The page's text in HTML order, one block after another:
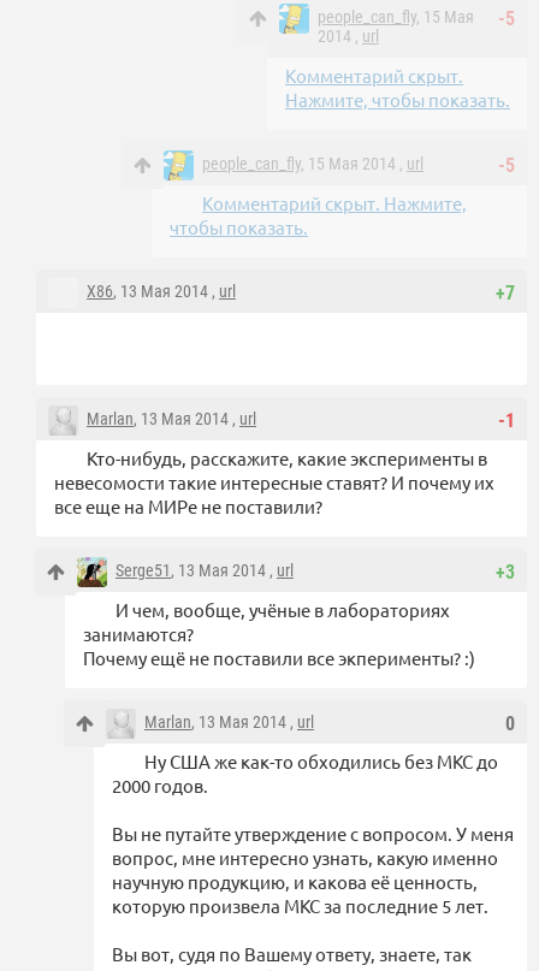
-5
people_can_fly, 15 Мая
2014 , url
Комментарий скрыт.
Нажмите, чтобы показать.
-5
people_can_fly, 15 Мая 2014 , url
Комментарий скрыт. Нажмите,
чтобы показать.
+7
X86, 13 Мая 2014 , url
-1
Marlan, 13 Мая 2014 , url
Кто-нибудь, расскажите, какие эксперименты в
невесомости такие интересные ставят? И почему их
все еще на МИРе не поставили?
+3
Serge51, 13 Мая 2014 , url
И чем, вообще, учёные в лабораториях
занимаются?
Почему ещё не поставили все экперименты? :)
0
Marlan, 13 Мая 2014 , url
Ну США же как-то обходились без МКС до
2000 годов.
Вы не путайте утверждение с вопросом. У меня
вопрос, мне интересно узнать, какую именно
научную продукцию, и какова её ценность,
которую произвела МКС за последние 5 лет.
Вы вот, судя по Вашему ответу, знаете, так